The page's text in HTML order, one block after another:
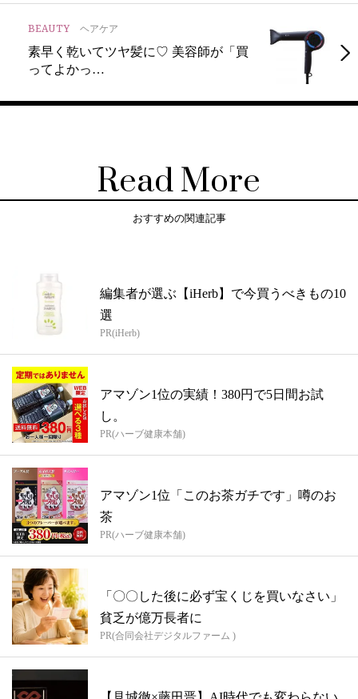
BEAUTY ヘアケア
素早く乾いてツヤ髪に♡ 美容師が「買
ってよかっ…
Read More
おすすめの関連記事
編集者が選ぶ【iHerb】で今買うべきもの10
選
PR(iHerb)
アマゾン1位の実績！380円で5日間お試
し。
PR(ハーブ健康本舗)
アマゾン1位「このお茶ガチです」噂のお
茶
PR(ハーブ健康本舗)
「〇〇した後に必ず宝くじを買いなさい」
貧乏が億万長者に
PR(合同会社デジタルファーム )